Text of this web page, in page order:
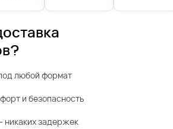
любой формат
и безопасность
никаких задержек